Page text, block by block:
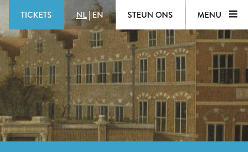
TICKETS NL| EN STEUN ONS MENU